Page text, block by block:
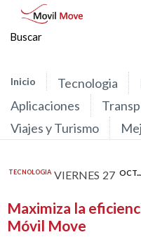
Inicio Tecnologia
Aplicaciones
Viajes y Turismo
TECNOLOGIA VIERNES 27 OCT...
Maximiza la
Móvil Move